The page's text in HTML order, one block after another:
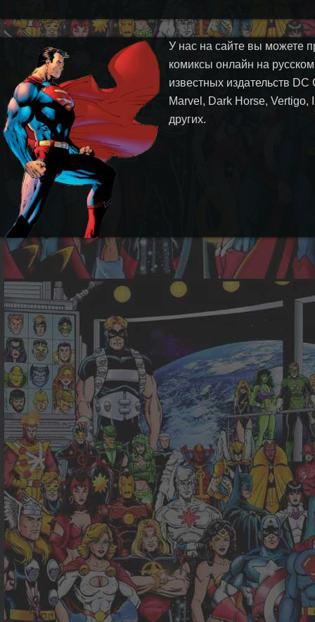
У нас на сайте вы можете
комиксы онлайн на
известных издательств DC
Marvel, Dark Horse, Vertigo,
других.